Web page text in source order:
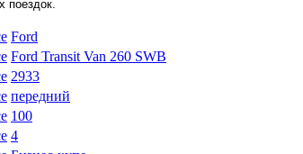
поездок.
Ford
Ford Transit Van 260 SWB
2933
передний
100
4